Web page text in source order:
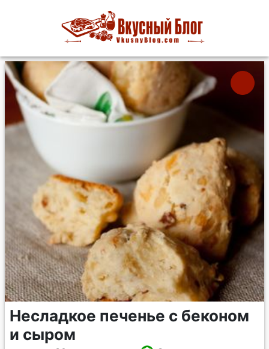
Несладкое печенье с беконом
и сыром